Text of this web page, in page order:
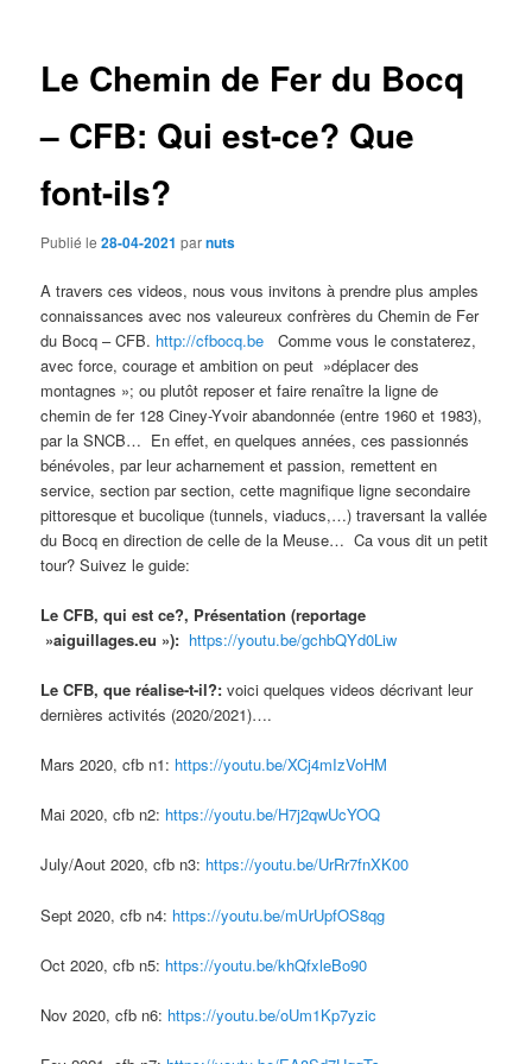
Le Chemin de Fer du Bocq
– CFB: Qui est-ce? Que
font-ils?
Publié le28-04-2021 parnuts
A travers ces videos, nous vous invitons à prendre plus amples
connaissances avec nos valeureux confrères du Chemin de Fer
du Bocq – CFB. http://cfbocq.be Comme vous le constaterez,
avec force, courage et ambition on peut »déplacer des
montagnes »; ou plutôt reposer et faire renaître la ligne de
chemin de fer 128 Ciney-Yvoir abandonnée (entre 1960 et 1983),
par la SNCB… En effet, en quelques années, ces passionnés
bénévoles, par leur acharnement et passion, remettent en
service, section par section, cette magnifique ligne secondaire
pittoresque et bucolique (tunnels, viaducs,…) traversant la vallée
du Bocq en direction de celle de la Meuse… Ca vous dit un petit
tour? Suivez le guide:
Le CFB, qui est ce?, Présentation (reportage
»aiguillages.eu »): https://youtu.be/gchbQYd0Liw
Le CFB, que réalise-t-il?:voici quelques videos décrivant leur
dernières activités (2020/2021)….
Mars 2020, cfb n1: https://youtu.be/XCj4mIzVoHM
Mai 2020, cfb n2: https://youtu.be/H7j2qwUcYOQ
July/Aout 2020, cfb n3: https://youtu.be/UrRr7fnXK00
Sept 2020, cfb n4: https://youtu.be/mUrUpfOS8qg
Oct 2020, cfb n5: https://youtu.be/khQfxleBo90
Nov 2020, cfb n6: https://youtu.be/oUm1Kp7yzic